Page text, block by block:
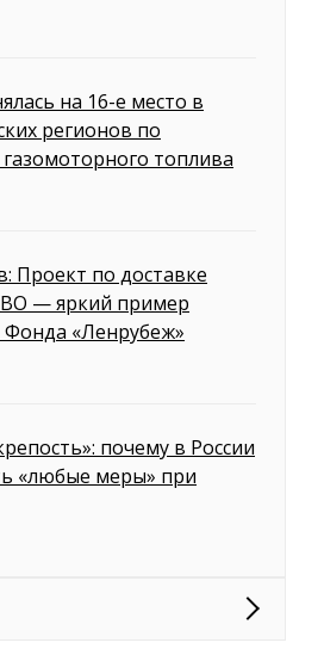
на 16-е место в
регионов по
топлива
Проект по доставке
— яркий пример
«Ленрубеж»
почему в России
«любые меры» при